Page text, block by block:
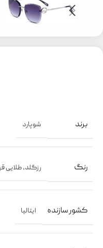
برند شوپارد
رنگ رزگلد,طلایی
کشور سازنده ایتالیا